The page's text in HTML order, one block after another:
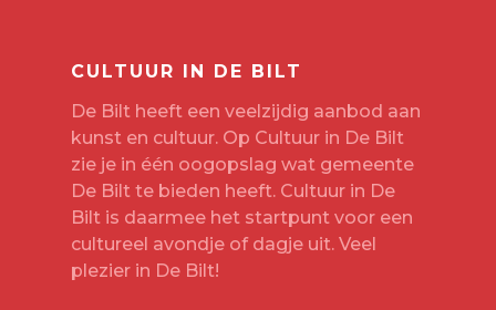
CULTUUR IN DE BILT
De Bilt heeft een veelzijdig aanbod aan
kunst en cultuur. Op Cultuur in De Bilt
zie je in één oogopslag wat gemeente
De Bilt te bieden heeft. Cultuur in De
Bilt is daarmee het startpunt voor een
cultureel avondje of dagje uit. Veel
plezier in De Bilt!